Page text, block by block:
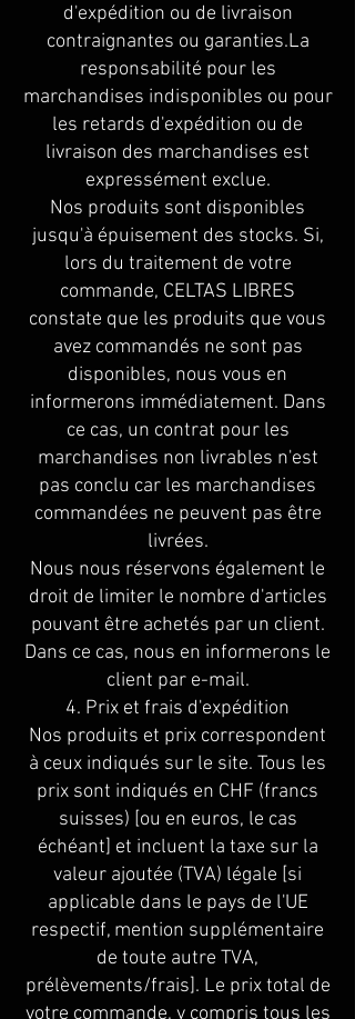
d'expédition ou de livraison
contraignantes ou garanties.La
responsabilité pour les
marchandises indisponibles ou pour
les retards d'expédition ou de
livraison des marchandises est
expressément exclue.
Nos produits sont disponibles
jusqu'à épuisement des stocks. Si,
lors du traitement de votre
commande, CELTAS LIBRES
constate que les produits que vous
avez commandés ne sont pas
disponibles, nous vous en
informerons immédiatement. Dans
ce cas, un contrat pour les
marchandises non livrables n'est
pas conclu car les marchandises
commandées ne peuvent pas être
livrées.
Nous nous réservons également le
droit de limiter le nombre d'articles
pouvant être achetés par un client.
Dans ce cas, nous en informerons le
client par e-mail.
4. Prix et frais d'expédition
Nos produits et prix correspondent
à ceux indiqués sur le site. Tous les
prix sont indiqués en CHF (francs
suisses) [ou en euros, le cas
échéant] et incluent la taxe sur la
valeur ajoutée (TVA) légale [si
applicable dans le pays de l'UE
respectif, mention supplémentaire
de toute autre TVA,
prélèvements/frais]. Le prix total de
votre commande, y compris tous les